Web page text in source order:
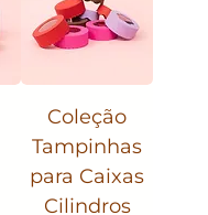
Coleção
Tampinhas
para Caixas
Cilindros